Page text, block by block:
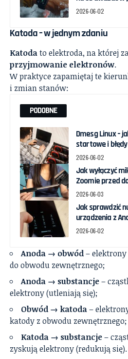
2026-06-02
Katoda – w jednym zdaniu
Katodato elektroda, na której
przyjmowanie elektronów.
W praktyce zapamiętaj te
i zmian stanów:
PODOBNE
Dmesg Linux –
startowe i
2026-06-02
Jak wyłączyć
Zoomie przed
2026-06-03
Jak sprawdzić
urządzenia z
2026-06-02
Anoda → obwód– elektrony
do obwodu zewnętrznego;
Anoda → substancje–
elektrony (utleniają się);
Obwód → katoda–
katody z obwodu zewnętrznego;
Katoda → substancje–
zyskują elektrony (redukują się).